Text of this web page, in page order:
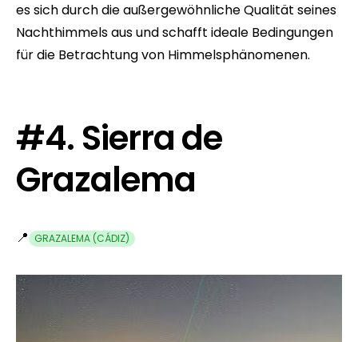
es sich durch die außergewöhnliche Qualität seines
Nachthimmels aus und schafft ideale Bedingungen
für die Betrachtung von Himmelsphänomenen.
#4. Sierra de
Grazalema
📍 GRAZALEMA (CÁDIZ)